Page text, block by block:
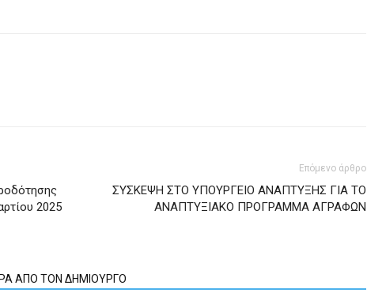
2025
Επόμενο άρθρο
ΣΥΣΚΕΨΗ ΣΤΟ ΥΠΟΥΡΓΕΙΟ ΑΝΑΠΤΥΞΗΣ ΓΙΑ ΤΟ
ΑΝΑΠΤΥΞΙΑΚΟ ΠΡΟΓΡΑΜΜΑ ΑΓΡΑΦΩΝ
ΑΠΟ ΤΟΝ ΔΗΜΙΟΥΡΓΟ